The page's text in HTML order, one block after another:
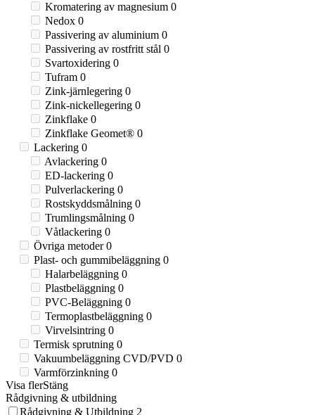
Kromatering av magnesium 0
Nedox 0
Passivering av aluminium 0
Passivering av rostfritt stål 0
Svartoxidering 0
Tufram 0
Zink-järnlegering 0
Zink-nickellegering 0
Zinkflake 0
Zinkflake Geomet® 0
Lackering 0
Avlackering 0
ED-lackering 0
Pulverlackering 0
Rostskyddsmålning 0
Trumlingsmålning 0
Våtlackering 0
Övriga metoder0
Plast- och gummibeläggning 0
Halarbeläggning 0
Plastbeläggning 0
PVC-Beläggning 0
Termoplastbeläggning 0
Virvelsintring 0
Termisk sprutning 0
Vakuumbeläggning CVD/PVD 0
Varmförzinkning 0
Visa flerStäng
Rådgivning & utbildning
Rådgivning & Utbildning 2